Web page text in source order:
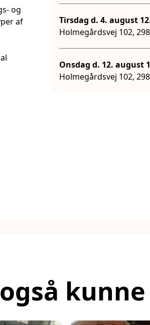
og
af
Tirsdag
Holmegårdsvej 102,
Holmegårdsvej 102,